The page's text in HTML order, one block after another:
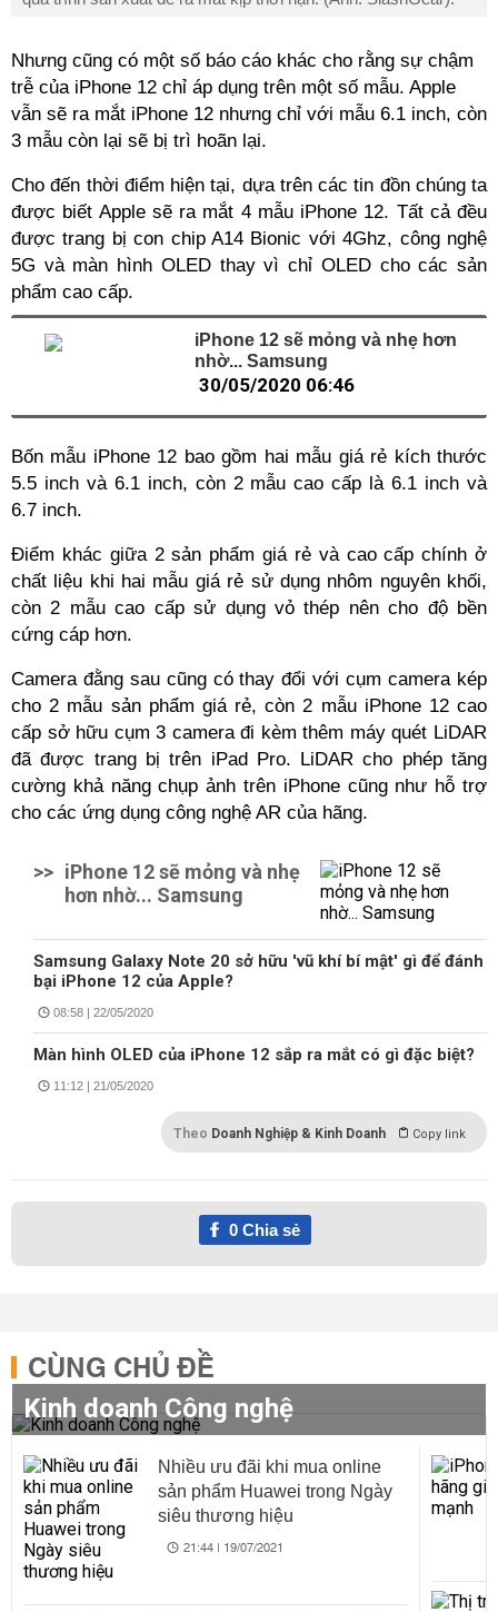
Nhưng cũng có một số báo cáo khác cho rằng sự chậm
trễ của iPhone 12 chỉ áp dụng trên một số mẫu. Apple
vẫn sẽ ra mắt iPhone 12 nhưng chỉ với mẫu 6.1 inch, còn
3 mẫu còn lại sẽ bị trì hoãn lại.
Cho đến thời điểm hiện tại, dựa trên các tin đồn chúng ta
được biết Apple sẽ ra mắt 4 mẫu iPhone 12. Tất cả đều
được trang bị con chip A14 Bionic với 4Ghz, công nghệ
5G và màn hình OLED thay vì chỉ OLED cho các sản
phẩm cao cấp.
iPhone 12 sẽ mỏng và nhẹ hơn
nhờ... Samsung
30/05/2020 06:46
Bốn mẫu iPhone 12 bao gồm hai mẫu giá rẻ kích thước
5.5 inch và 6.1 inch, còn 2 mẫu cao cấp là 6.1 inch và
6.7 inch.
Điểm khác giữa 2 sản phẩm giá rẻ và cao cấp chính ở
chất liệu khi hai mẫu giá rẻ sử dụng nhôm nguyên khối,
còn 2 mẫu cao cấp sử dụng vỏ thép nên cho độ bền
cứng cáp hơn.
Camera đằng sau cũng có thay đổi với cụm camera kép
cho 2 mẫu sản phẩm giá rẻ, còn 2 mẫu iPhone 12 cao
cấp sở hữu cụm 3 camera đi kèm thêm máy quét LiDAR
đã được trang bị trên iPad Pro. LiDAR cho phép tăng
cường khả năng chụp ảnh trên iPhone cũng như hỗ trợ
cho các ứng dụng công nghệ AR của hãng.
>> iPhone 12 sẽ mỏng và nhẹ
hơn nhờ... Samsung
Samsung Galaxy Note 20 sở hữu 'vũ khí bí mật' gì để đánh
bại iPhone 12 của Apple?
08:58 | 22/05/2020
Màn hình OLED của iPhone 12 sắp ra mắt có gì đặc biệt?
11:12 | 21/05/2020
Theo Doanh Nghiệp & Kinh Doanh Copy link
0Chia sẻ
CÙNG CHỦ ĐỀ
Kinh doanh Công nghệ
Nhiều ưu đãi khi mua online
sản phẩm Huawei trong Ngày
siêu thương hiệu
21:44 | 19/07/2021